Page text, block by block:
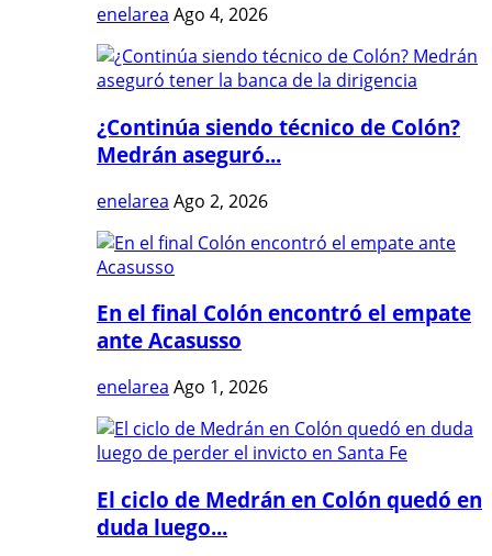
enelarea Ago 4, 2026
¿Continúa siendo técnico de Colón?
Medrán aseguró...
enelarea Ago 2, 2026
En el final Colón encontró el empate
ante Acasusso
enelarea Ago 1, 2026
El ciclo de Medrán en Colón quedó en
duda luego...